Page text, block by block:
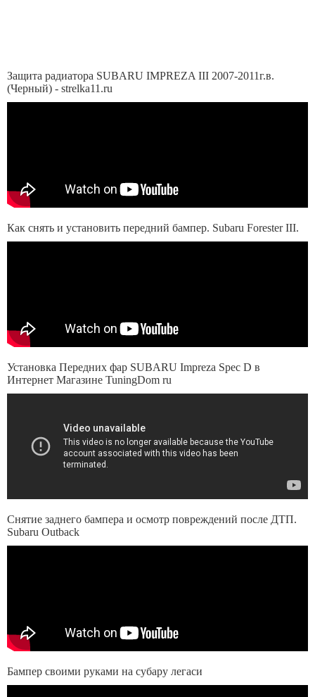
Защита радиатора SUBARU IMPREZA III 2007-2011г.в.
(Черный) - strelka11.ru
Как снять и установить передний бампер. Subaru Forester III.
Установка Передних фар SUBARU Impreza Spec D в
Интернет Магазине TuningDom ru
Снятие заднего бампера и осмотр повреждений после ДТП.
Subaru Outback
Бампер своими руками на субару легаси